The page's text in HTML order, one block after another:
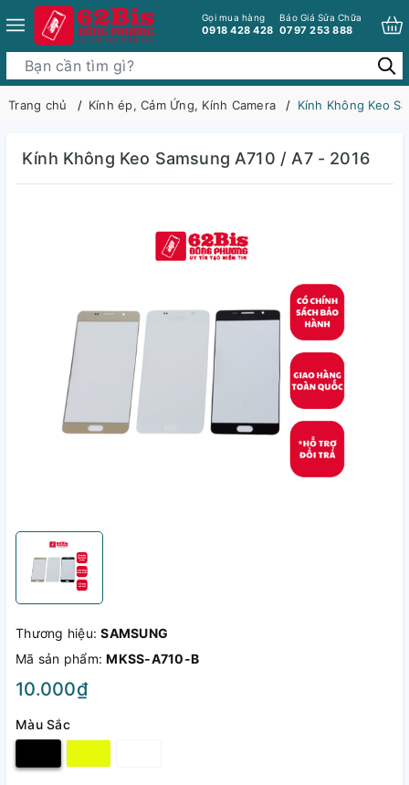
Gọi mua hàng
0918 428 428
Báo Giá Sửa Chữa
0797 253 888
Trang chủ Kính ép, Cảm Ứng, Kính Camera Kính Không Keo
Kính Không Keo Samsung A710 / A7 - 2016
Thương hiệu:SAMSUNG
Mã sản phẩm:MKSS-A710-B
10.000₫
Màu Sắc